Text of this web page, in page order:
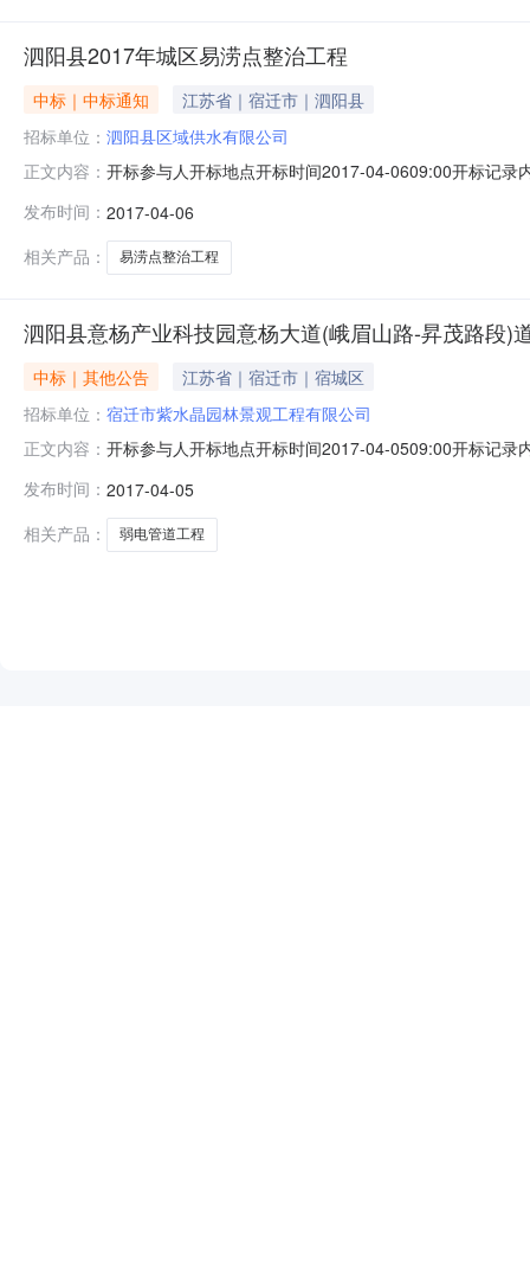
泗阳县2017年城区易涝点整治工程
中标｜中标通知
江苏省｜宿迁市｜泗阳县
招标单位： 泗阳县区域供水有限公司
正文内容： 开标参与人开标地点开标时间2017-04-0609:00开标记录
045000.02017-04-0517:35:41.51单萍莉5江苏龙山建设
发布时间： 2017-04-06
相关产品：
易涝点整治工程
泗阳县意杨产业科技园意杨大道(峨眉山路-昇茂路段)
中标｜其他公告
江苏省｜宿迁市｜宿城区
招标单位： 宿迁市紫水晶园林景观工程有限公司
正文内容： 开标参与人开标地点开标时间2017-04-0509:00开标记录
市徐淮建设工程有限公司802719.844011000.02017-
发布时间： 2017-04-05
相关产品：
弱电管道工程